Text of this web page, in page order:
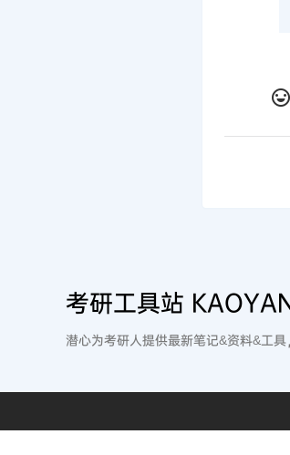
考研工具站
潜心为考研人提供最新笔记&资料&工具